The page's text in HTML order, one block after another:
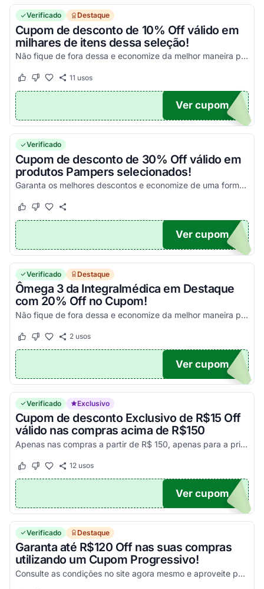
Verificado Destaque
Cupom de desconto de 10% Off válido em
milhares de itens dessa seleção!
Não fique de fora dessa e economize da melhor maneira possível!
Este cupom funcionou
Este cupom não funcionou
11 usos
INHO
Ver cupom
Verificado
Cupom de desconto de 30% Off válido em
produtos Pampers selecionados!
Garanta os melhores descontos e economize de uma forma simples nas suas compras!
Este cupom funcionou
Este cupom não funcionou
ANHO
Ver cupom
Verificado Destaque
Ômega 3 da Integralmédica em Destaque
com 20% Off no Cupom!
Não fique de fora dessa e economize da melhor maneira possível!
Este cupom funcionou
Este cupom não funcionou
2usos
S20
Ver cupom
Verificado Exclusivo
Cupom de desconto Exclusivo de R$15 Off
válido nas compras acima de R$150
Apenas nas compras a partir de R$ 150, apenas para a primeira compra no site. Aproveite!
Este cupom funcionou
Este cupom não funcionou
12usos
OM15
Ver cupom
Verificado Destaque
Garanta até R$120 Off nas suas compras
utilizando um Cupom Progressivo!
Consulte as condições no site agora mesmo e aproveite para economizar! Válido em compras acima de R$150!